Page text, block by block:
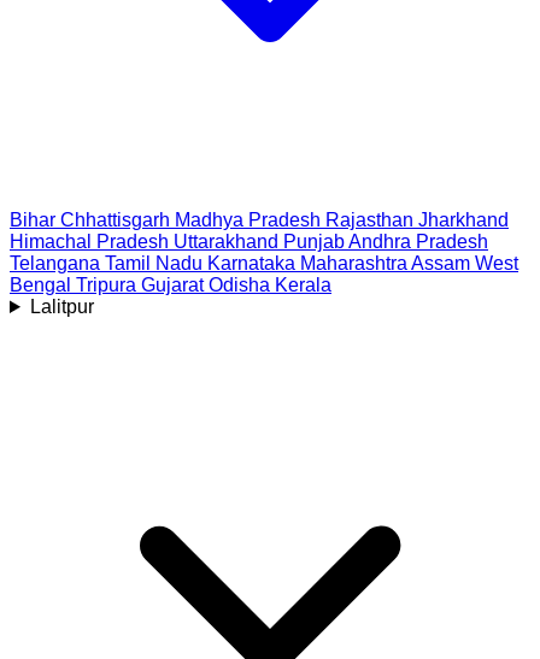
Bihar Chhattisgarh Madhya Pradesh Rajasthan Jharkhand
Himachal Pradesh Uttarakhand PunjabAndhra Pradesh
Telangana Tamil Nadu Karnataka Maharashtra Assam West
Bengal Tripura Gujarat Odisha Kerala
Lalitpur